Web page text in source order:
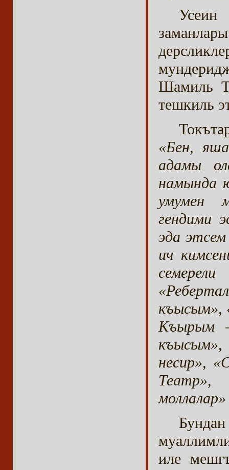
Шамиль
тешкиль
«Бен,
адамы
намында
умумен
гендими
эда
ич
Къырым
несир»,
Театр»,
иле